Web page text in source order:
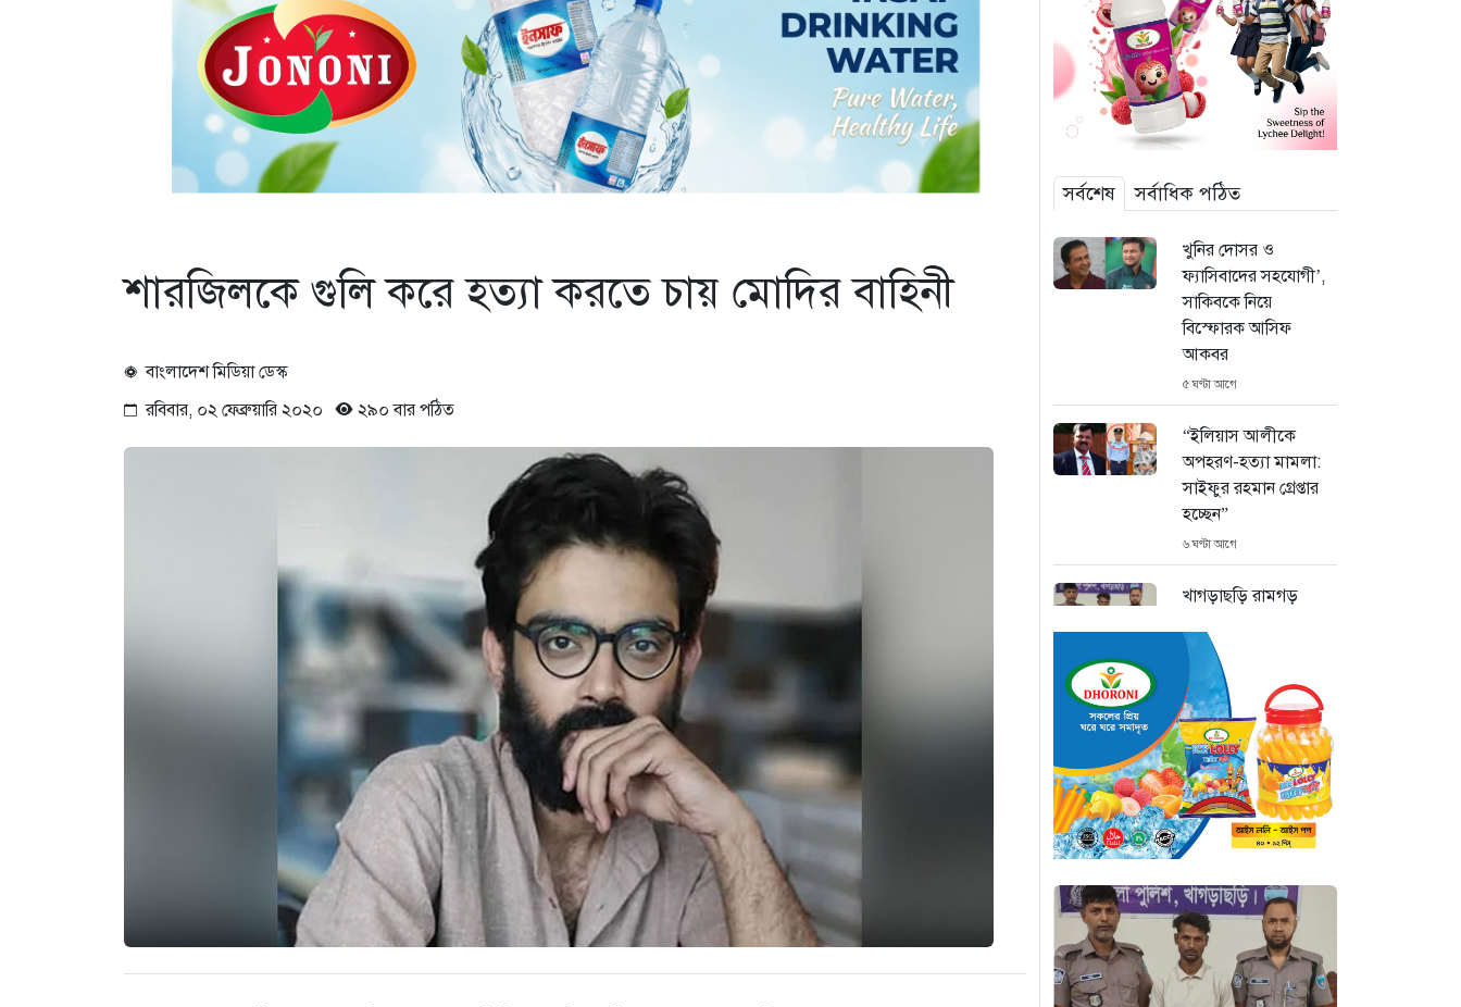
শারজিলকে গুলি করে হত্যা করতে চায় মোদির বাহিনী
বাংলাদেশ মিডিয়া ডেস্ক
রবিবার, ০২ ফেব্রুয়ারি ২০২০
২৯০ বার পঠিত
সর্বশেষ সর্বাধিক পঠিত
খুনির দোসর ও
ফ্যাসিবাদের সহযোগী’,
সাকিবকে নিয়ে
বিস্ফোরক আসিফ
আকবর
৫ ঘণ্টা আগে
“ইলিয়াস আলীকে
অপহরণ-হত্যা মামলা:
সাইফুর রহমান গ্রেপ্তার
হচ্ছেন”
৬ ঘণ্টা আগে
খাগড়াছড়ি রামগড়
পিস ইয়াবাসহ যুবক
গ্রেপ্তার
৬ ঘণ্টা আগে
কক্সবাজার উখিয়া
সীমান্তে মাইন
বিস্ফোরণে যুবক গুরুতর
আহত
জোরারগঞ্জ থানা
পুলিশের বিশেষ অভিযান
কক্সবাজারের পুরনো
মাদক কারবারি গ্রেফতার